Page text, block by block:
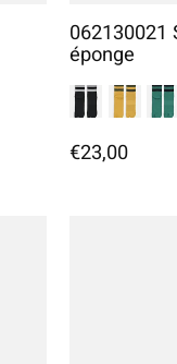
062130021
éponge
€23,00